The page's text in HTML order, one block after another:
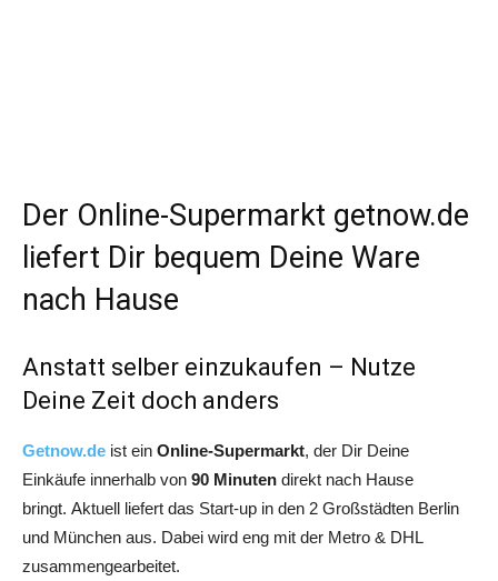
Der Online-Supermarkt getnow.de
liefert Dir bequem Deine Ware
nach Hause
Anstatt selber einzukaufen – Nutze
Deine Zeit doch anders
Getnow.de ist ein Online-Supermarkt, der Dir Deine
Einkäufe innerhalb von 90 Minuten direkt nach Hause
bringt. Aktuell liefert das Start-up in den 2 Großstädten Berlin
und München aus. Dabei wird eng mit der Metro & DHL
zusammengearbeitet.